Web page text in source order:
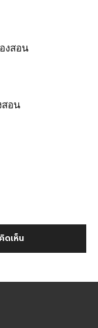
งสอน
สอน
ดเห็น